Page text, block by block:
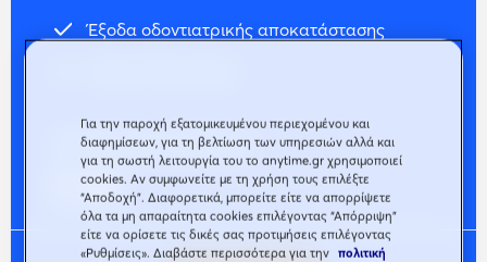
Έξοδα οδοντιατρικής αποκατάστασης
Λεπτομέρειες καλύψεων
28
Για την παροχή εξατομικευμένου περιεχομένου και
διαφημίσεων, για τη βελτίωση των υπηρεσιών αλλά και
για τη σωστή λειτουργία του το anytime.gr χρησιμοποιεί
cookies. Αν συμφωνείτε με τη χρήση τους επιλέξτε
“Αποδοχή”. Διαφορετικά, μπορείτε είτε να απορρίψετε
όλα τα μη απαραίτητα cookies επιλέγοντας “Απόρριψη”
είτε να ορίσετε τις δικές σας προτιμήσεις επιλέγοντας
«Ρυθμίσεις». Διαβάστε περισσότερα για την
πολιτική